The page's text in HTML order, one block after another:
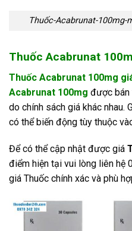
Thuốc-Acabrunat-100mg-
Thuốc Acabrunat
Thuốc Acabrunat 100mg
Acabrunat 100mg được bán
do chính sách giá khác nhau.
có thể biến động tùy thuộc
Để có thể cập nhật được giá
điểm hiện tại vui lòng liên
giá Thuốc chính xác và phù